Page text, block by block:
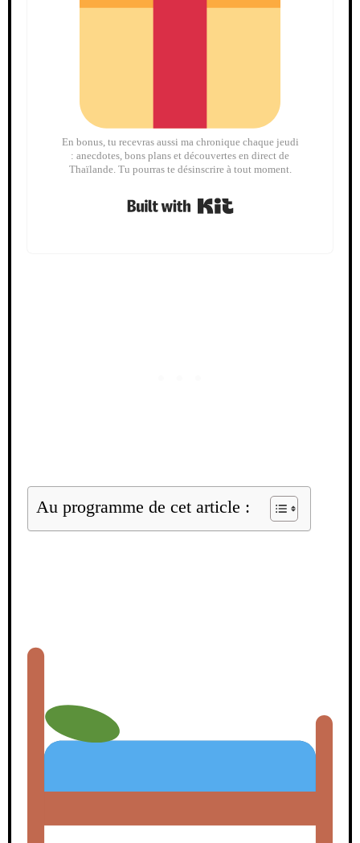
En bonus, tu recevras aussi ma chronique chaque jeudi
: anecdotes, bons plans et découvertes en direct de
Thaïlande. Tu pourras te désinscrire à tout moment.
Au programme de cet article :